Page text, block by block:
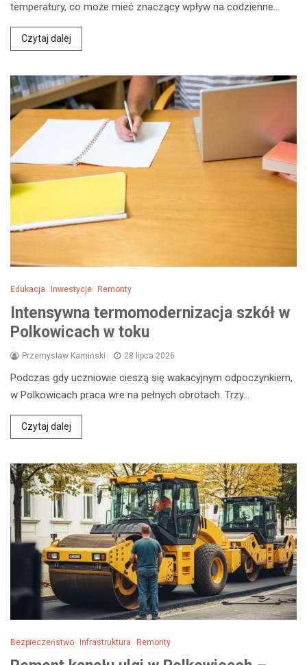
temperatury, co może mieć znaczący wpływ na codzienne…
Czytaj dalej
Edukacja Inwestycje Remonty
Intensywna termomodernizacja szkół w
Polkowicach w toku
Przemysław Kamiński 28 lipca 2026
Podczas gdy uczniowie cieszą się wakacyjnym odpoczynkiem,
w Polkowicach praca wre na pełnych obrotach. Trzy…
Czytaj dalej
Bezpieczeństwo Infrastruktura Remonty